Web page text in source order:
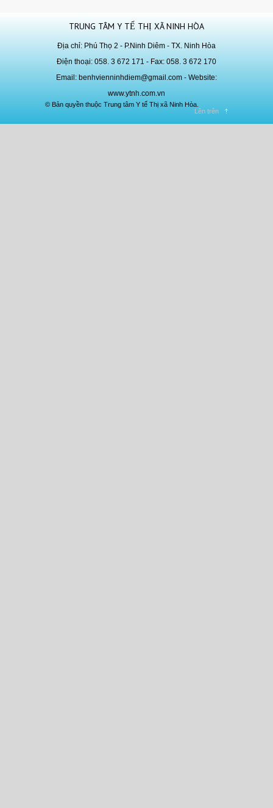
TRUNG TÂM Y TẾ THỊ XÃ NINH HÒA
Địa chỉ: Phú Thọ 2 - P.Ninh Diêm - TX. Ninh Hòa
Điện thoại: 058. 3 672 171 - Fax: 058. 3 672 170
Email: benhvienninhdiem@gmail.com - Website:
www.ytnh.com.vn
© Bản quyền thuộc Trung tâm Y tế Thị xã Ninh Hòa.
Lên trên